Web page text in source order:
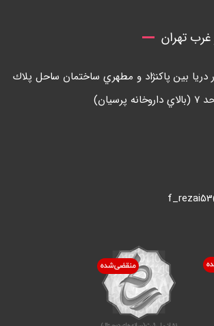
غرب تهران
دريا بين پاكنژاد و مطهري ساختمان ساحل پلاك